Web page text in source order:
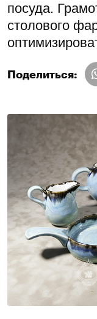
посуда.
столового
Поделиться: